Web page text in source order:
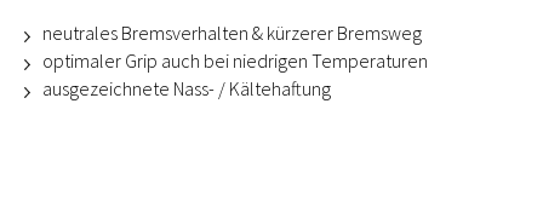
neutrales Bremsverhalten & kürzerer Bremsweg
optimaler Grip auch bei niedrigen Temperaturen
ausgezeichnete Nass- / Kältehaftung